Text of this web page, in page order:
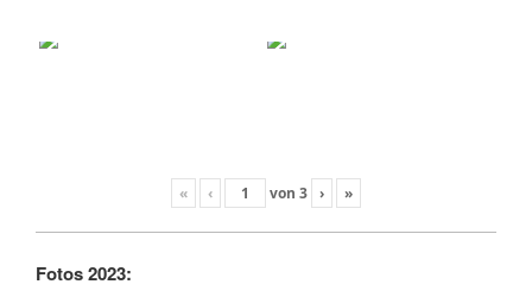
« ‹ von 3 › »
Fotos 2023: